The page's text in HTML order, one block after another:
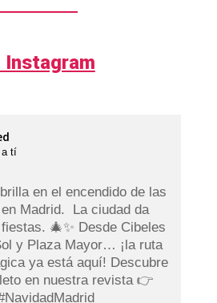
Instagram
a tí